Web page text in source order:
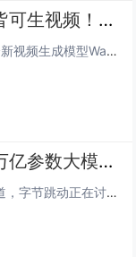
阿里云Wan3.0正式公测：万物皆可生视频！单次可生成30秒
快科技8月7日消息，阿里云官宣，万相系列全新视频生成模型Wan3.0启动公测，该模型在成片时长、多素材输入、画面真实度、跨帧一致性四大维度完成全面升级。在视频时长方面，模型支持单次生成最长30秒完整视频，可实现一镜到底、多段连续运镜等复杂镜...
不蒸馏不走捷径！字节拟押注5万亿参数大模型 规模超Kimi K3
快科技8月7日消息，据《晚点 LatePost》报道，字节跳动正在讨论训练一个参数规模超5万亿的模型，它超过阿里的 Qwen 3.8-Max（2.4 万亿参数）和月之暗面的K3（2.8 万亿参数），也是目前国内已知参数规模最大的模型。该计划...